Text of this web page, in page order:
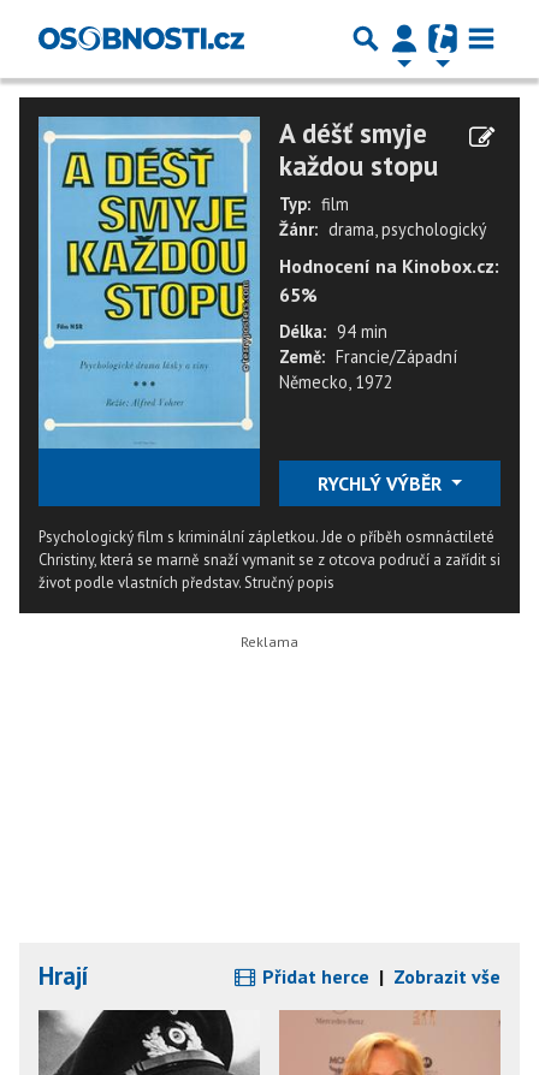
A déšť smyje
každou stopu
Typ: film
Žánr: drama, psychologický
Hodnocení na Kinobox.cz:
65%
Délka: 94 min
Země: Francie/Západní
Německo, 1972
RYCHLÝ VÝBĚR
Psychologický film s kriminální zápletkou. Jde o příběh osmnáctileté
Christiny, která se marně snaží vymanit se z otcova područí a zařídit si
život podle vlastních představ.Stručný popis
Hrají Přidat herce | Zobrazit vše